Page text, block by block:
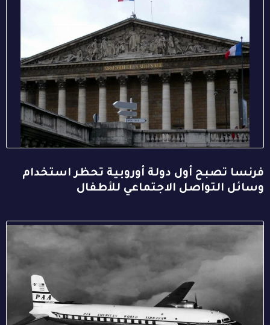
فرنسا تصبح أول دولة أوروبية تحظر استخدام
وسائل التواصل الاجتماعي للأطفال